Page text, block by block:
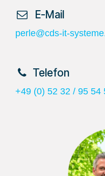
​ E-Mail
perle@cds-it-
​Telefon
+49 (0) 52 32 / 95 54